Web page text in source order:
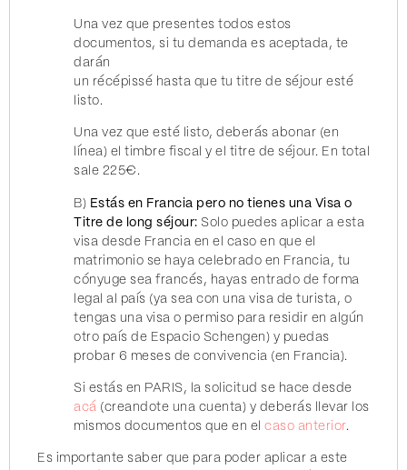
Una vez que presentes todos estos
documentos, si tu demanda es aceptada, te
darán
un récépissé hasta que tu titre de séjour esté
listo.
Una vez que esté listo, deberás abonar (en
línea) el timbre fiscal y el titre de séjour. En total
sale 225€.
B) Estás en Francia pero no tienes una Visa o
Titre de long séjour: Solo puedes aplicar a esta
visa desde Francia en el caso en que el
matrimonio se haya celebrado en Francia, tu
cónyuge sea francés, hayas entrado de forma
legal al país (ya sea con una visa de turista, o
tengas una visa o permiso para residir en algún
otro país de Espacio Schengen) y puedas
probar 6 meses de convivencia (en Francia).
Si estás en PARIS, la solicitud se hace desde
acá (creandote una cuenta) y deberás llevar los
mismos documentos que en el caso anterior.
Es importante saber que para poder aplicar a este